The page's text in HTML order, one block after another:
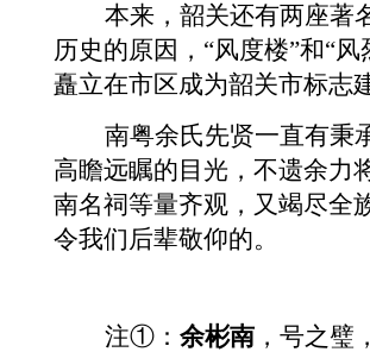
本来，韶关还有两座著
历史的原因，“风度楼”和“
矗立在市区成为韶关市标志
南粤余氏先贤一直有秉
高瞻远瞩的目光，不遗余力
南名祠等量齐观，又竭尽全
令我们后辈敬仰的。
注①： 余彬南，号之璧